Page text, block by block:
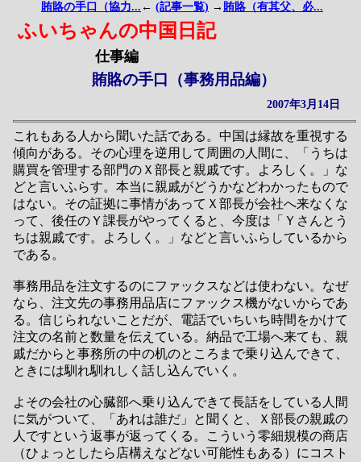
賄賂の手口（協力... ← (記事一覧) → 賄賂（有其父、必...
ふいちゃんの中国日記
仕事編
賄賂の手口（事務用品編）
2007年3月14日
これもある人から聞いた話である。中国は縁故を重視する
傾向がある。その心理を逆用して周囲の人間に、「うちは
購買を管理する部門のＸ部長と親戚です。よろしく。」な
どと言いふらす。本当に親戚がどうかなどわかったもので
はない。その証拠に事情があってＸ部長が会社へ来なくな
って、後任のＹ課長がやってくると、今度は「Ｙさんとう
ちは親戚です。よろしく。」などと言いふらしているから
である。
事務用品を注文するのにファックスなどは使わない。なぜ
なら、注文先の事務用品店にファックス機がないからであ
る。信じられないことだが、電話でいちいち時間をかけて
注文の名前と数量を伝えている。納品で工場へ来ても、親
戚だからと事務所の中の机のところまで乗り込んできて、
ときには馴れ馴れしく話し込んでいく。
よその会社の心臓部へ乗り込んできて長話をしている人間
に気がついて、「あれは誰だ」と聞くと、Ｘ部長の親戚の
人ですという返事が返ってくる。こういう零細規模の商店
（ひょっとしたら店構えなどない可能性もある）にコスト